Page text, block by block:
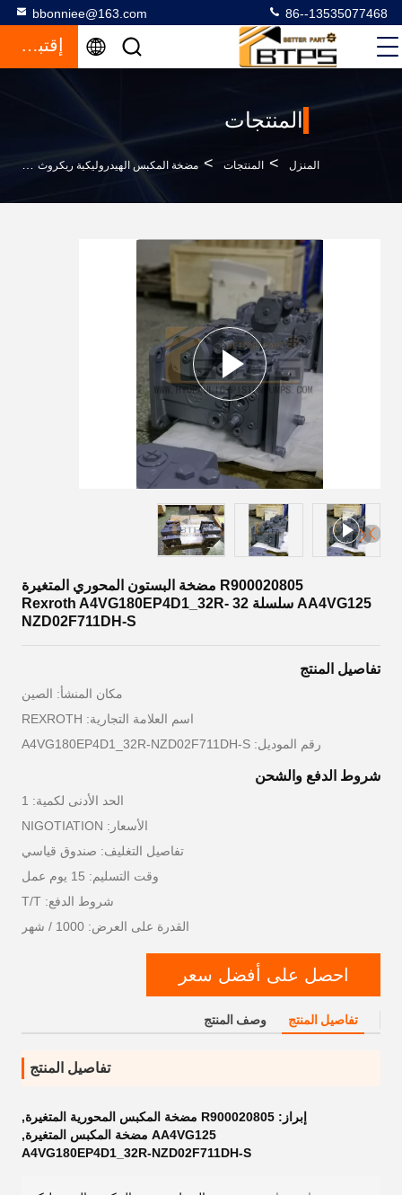
bbonniee@163.com 86--13535077468
إقتباس
المنتجات
المنزل > المنتجات > مضخة المكبس الهيدروليكية ريكروث >
R900020805 مضخة البستون المحوري المتغيرة
AA4VG125 سلسلة 32 Rexroth A4VG180EP4D1_32R-
NZD02F711DH-S
تفاصيل المنتج
مكان المنشأ: الصين
اسم العلامة التجارية: REXROTH
رقم الموديل: A4VG180EP4D1_32R-NZD02F711DH-S
شروط الدفع والشحن
الحد الأدنى لكمية: 1
الأسعار: NIGOTIATION
تفاصيل التغليف: صندوق قياسي
وقت التسليم: 15 يوم عمل
شروط الدفع: T/T
القدرة على العرض: 1000 / شهر
احصل على أفضل سعر
تفاصيل المنتج وصف المنتج
تفاصيل المنتج
إبراز: R900020805 مضخة المكبس المحورية المتغيرة
,
AA4VG125 مضخة المكبس المتغيرة
,
A4VG180EP4D1_32R-NZD02F711DH-S